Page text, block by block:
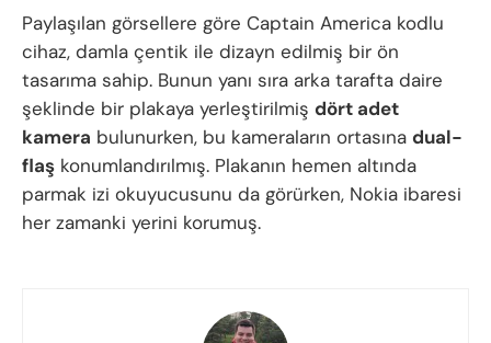
Paylaşılan görsellere göre Captain America kodlu
cihaz, damla çentik ile dizayn edilmiş bir ön
tasarıma sahip. Bunun yanı sıra arka tarafta daire
şeklinde bir plakaya yerleştirilmiş dört adet
kamera bulunurken, bu kameraların ortasına dual-
flaş konumlandırılmış. Plakanın hemen altında
parmak izi okuyucusunu da görürken, Nokia ibaresi
her zamanki yerini korumuş.